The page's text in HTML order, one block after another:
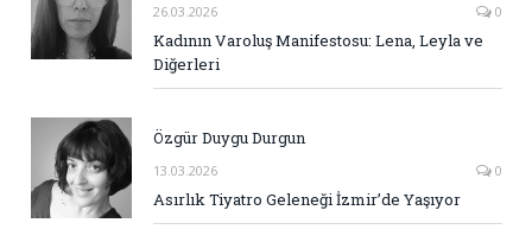
26.03.2026 0
Kadının Varoluş Manifestosu: Lena, Leyla ve
Diğerleri
Özgür Duygu Durgun
13.03.2026 0
Asırlık Tiyatro Geleneği İzmir’de Yaşıyor